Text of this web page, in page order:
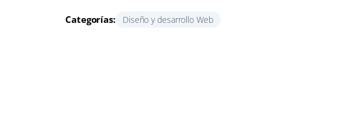
Categorías: Diseño y desarrollo Web